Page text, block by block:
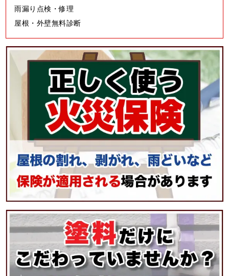
雨漏り点検・修理
屋根・外壁無料診断